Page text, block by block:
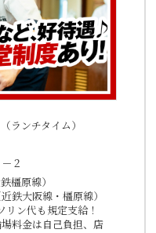
ランチタイム）
２
橿原線）
鉄大阪線・橿原線）
ン代も規定支給！
料金は自己負担、店